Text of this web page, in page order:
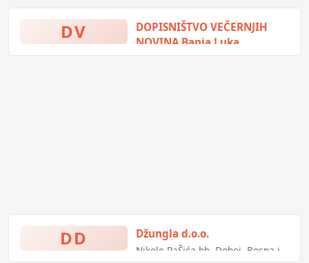
DV
DOPISNIŠTVO VEČERNJIH
NOVINA Banja Luka
DD Džungla d.o.o.
Nikole PaŠića bb, Doboj, Bosna i